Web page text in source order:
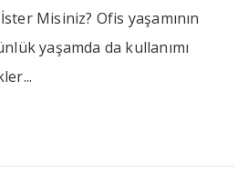
Misiniz? Ofis yaşamının
yaşamda da kullanımı